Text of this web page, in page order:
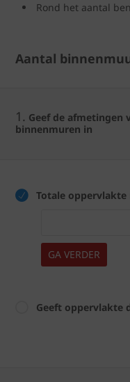
Rond het aantal
Aantal
1. Geef de afmetingen
binnenmuren in
Totale oppervlakte
GA VERDER
Geeft oppervlakte